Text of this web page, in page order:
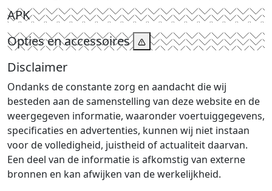
APK
Opties en accessoires
Disclaimer
Ondanks de constante zorg en aandacht die wij
besteden aan de samenstelling van deze website en de
weergegeven informatie, waaronder voertuiggegevens,
specificaties en advertenties, kunnen wij niet instaan
voor de volledigheid, juistheid of actualiteit daarvan.
Een deel van de informatie is afkomstig van externe
bronnen en kan afwijken van de werkelijkheid.